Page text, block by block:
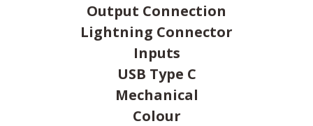
Output Connection
Lightning Connector
Inputs
USB Type C
Mechanical
Colour